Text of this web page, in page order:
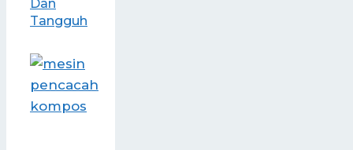
Dan
Tangguh